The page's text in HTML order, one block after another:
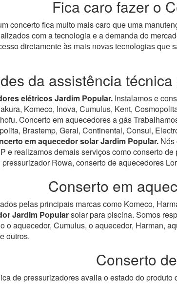
Fica caro fazer o
concerto fica muito mais caro que uma
com a tecnologia e a demanda do
diretamente às mais novas tecnologias
da assistência
elétricos Jardim Popular. Instalamos e
Komeco, Inova, Cumulus, Kent,
Concerto em aquecedores a gás
Brastemp, Geral, Continental, Consul,
em aquecedor solar Jardim Popular. Nós
e realizamos demais serviços como conserto
Rowa, conserto de aquecedores
Conserto em
pelas principais marcas como Komeco,
Jardim Popularsolar para piscina. Somos
o aquecedor, Cumulus, o aquecedor, Harman,
outros.
Conserto
de pressurizadores avalia o estado do